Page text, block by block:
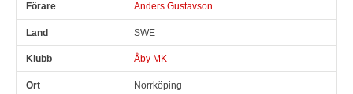
Anders Gustavson
SWE
Åby MK
Norrköping